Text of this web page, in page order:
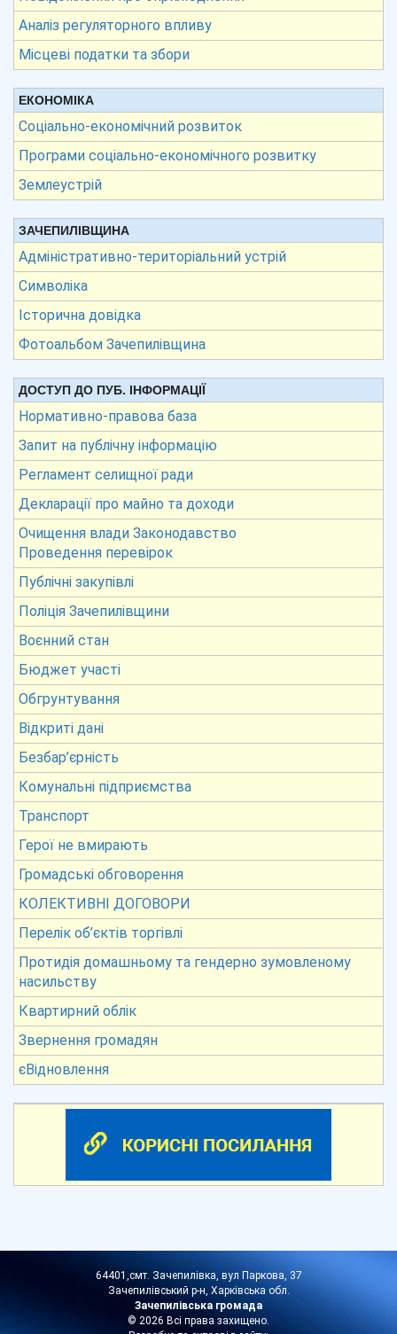
Аналіз регуляторного впливу
Місцеві податки та збори
ЕКОНОМІКА
Соціально-економічний розвиток
Програми соціально-економічного розвитку
Землеустрій
ЗАЧЕПИЛІВЩИНА
Адміністративно-територіальний устрій
Символіка
Історична довідка
Фотоальбом Зачепилівщина
ДОСТУП ДО ПУБ. ІНФОРМАЦІЇ
Нормативно-правова база
Запит на публічну інформацію
Регламент селищної ради
Декларації про майно та доходи
Очищення влади Законодавство
Проведення перевірок
Публічні закупівлі
Поліція Зачепилівщини
Воєнний стан
Бюджет участі
Обгрунтування
Відкриті дані
Безбар’єрність
Комунальні підприємства
Транспорт
Герої не вмирають
Громадські обговорення
КОЛЕКТИВНІ ДОГОВОРИ
Перелік об’єктів торгівлі
Протидія домашньому та гендерно зумовленому
насильству
Квартирний облік
Звернення громадян
єВідновлення
64401,смт. Зачепилівка, вул Паркова, 37
Зачепилівський р-н, Харківська обл.
Зачепилівська громада
© 2026 Всі права захищено.